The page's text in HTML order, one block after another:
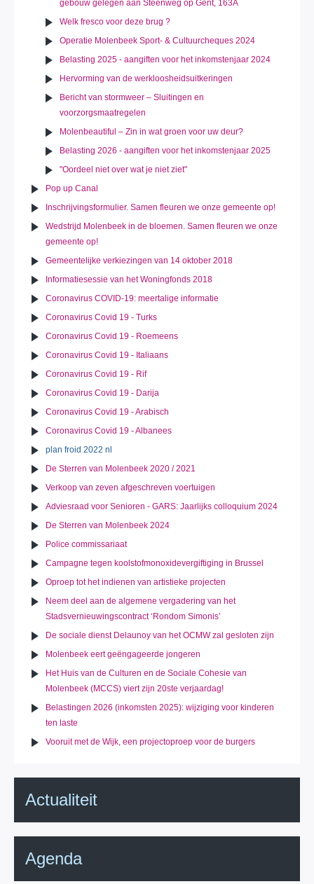
gebouw gelegen aan Steenweg op Gent, 163A
Welk fresco voor deze brug ?
Operatie Molenbeek Sport- & Cultuurcheques 2024
Belasting 2025 - aangiften voor het inkomstenjaar 2024
Hervorming van de werkloosheidsuitkeringen
Bericht van stormweer – Sluitingen en
voorzorgsmaatregelen
Molenbeautiful – Zin in wat groen voor uw deur?
Belasting 2026 - aangiften voor het inkomstenjaar 2025
"Oordeel niet over wat je niet ziet"
Pop up Canal
Inschrijvingsformulier. Samen fleuren we onze gemeente op!
Wedstrijd Molenbeek in de bloemen. Samen fleuren we onze
gemeente op!
Gemeentelijke verkiezingen van 14 oktober 2018
Informatiesessie van het Woningfonds 2018
Coronavirus COVID-19: meertalige informatie
Coronavirus Covid 19 - Turks
Coronavirus Covid 19 - Roemeens
Coronavirus Covid 19 - Italiaans
Coronavirus Covid 19 - Rif
Coronavirus Covid 19 - Darija
Coronavirus Covid 19 - Arabisch
Coronavirus Covid 19 - Albanees
plan froid 2022 nl
De Sterren van Molenbeek 2020 / 2021
Verkoop van zeven afgeschreven voertuigen
Adviesraad voor Senioren - GARS: Jaarlijks colloquium 2024
De Sterren van Molenbeek 2024
Police commissariaat
Campagne tegen koolstofmonoxidevergiftiging in Brussel
Oproep tot het indienen van artistieke projecten
Neem deel aan de algemene vergadering van het
Stadsvernieuwingscontract ‘Rondom Simonis’
De sociale dienst Delaunoy van het OCMW zal gesloten zijn
Molenbeek eert geëngageerde jongeren
Het Huis van de Culturen en de Sociale Cohesie van
Molenbeek (MCCS) viert zijn 20ste verjaardag!
Belastingen 2026 (inkomsten 2025): wijziging voor kinderen
ten laste
Vooruit met de Wijk, een projectoproep voor de burgers
Actualiteit
Agenda